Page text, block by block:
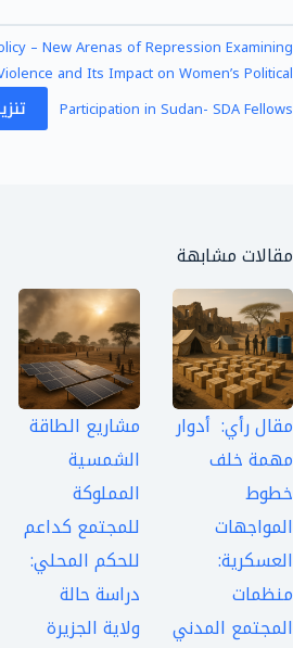
– New Arenas of Repression Examining
and Its Impact on Women’s Political
Participation in Sudan- SDA Fellows
مقالات مشابهة
مقال رأي: أدوار
مهمة خلف
خطوط
المواجهات
العسكرية:
منظمات
المجتمع المدني
مشاريع الطاقة
الشمسية
المملوكة
للمجتمع كداعم
للحكم المحلي:
دراسة حالة
ولاية الجزيرة